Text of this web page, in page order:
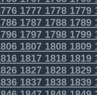
177717781779
178717881789
179717981799
180718081809
181718181819
182718281829
183718381839